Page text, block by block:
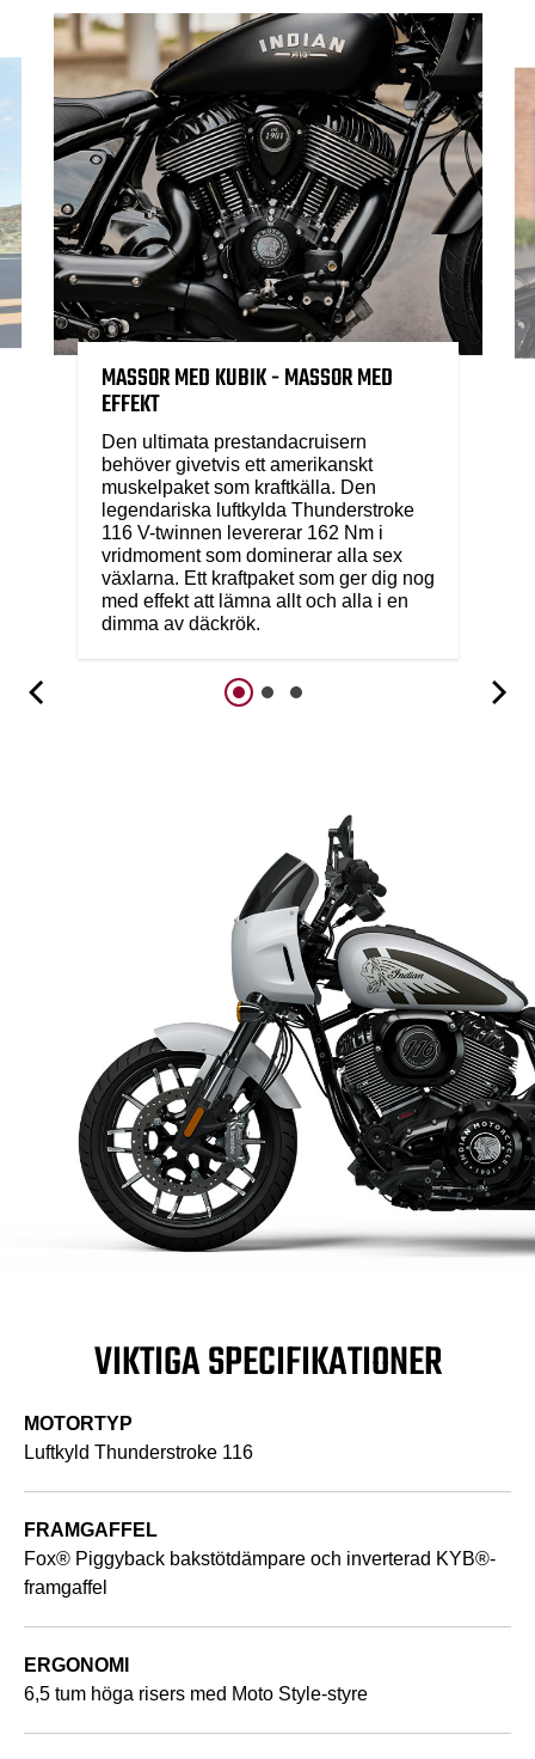
MASSOR MED KUBIK - MASSOR MED
EFFEKT
Den ultimata prestandacruisern
behöver givetvis ett amerikanskt
muskelpaket som kraftkälla. Den
legendariska luftkylda Thunderstroke
116 V-twinnen levererar 162 Nm i
vridmoment som dominerar alla sex
växlarna. Ett kraftpaket som ger dig nog
med effekt att lämna allt och alla i en
dimma av däckrök.
VIKTIGA SPECIFIKATIONER
MOTORTYP
Luftkyld Thunderstroke 116
FRAMGAFFEL
Fox® Piggyback bakstötdämpare och inverterad KYB®-
framgaffel
ERGONOMI
6,5 tum höga risers med Moto Style-styre